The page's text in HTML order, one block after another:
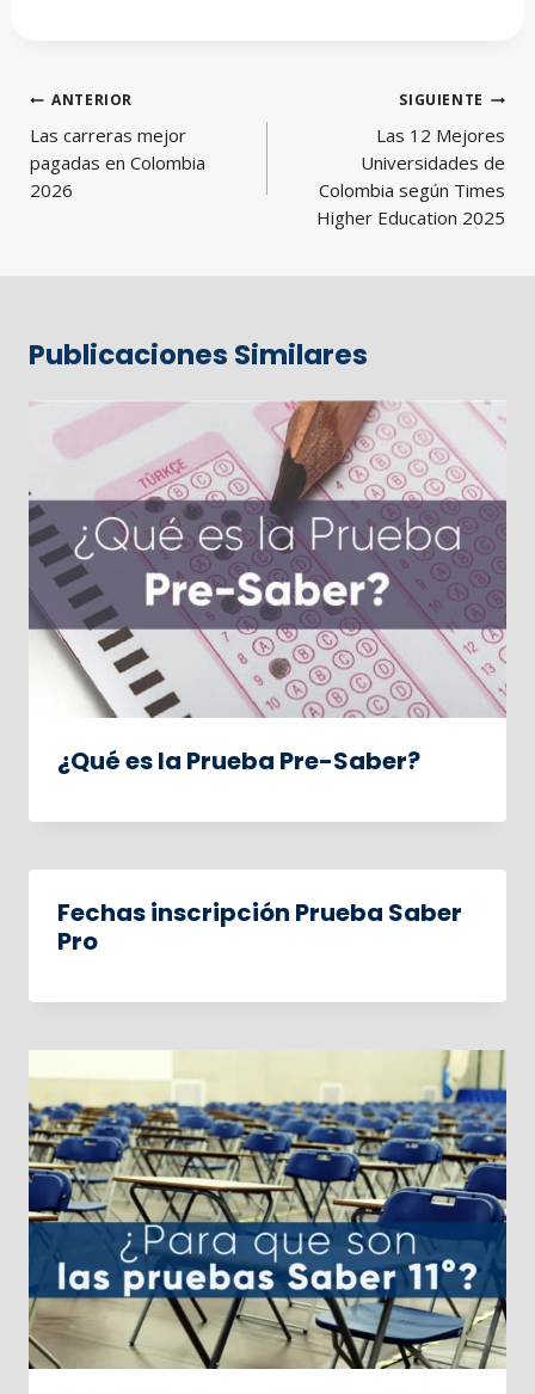
Navegación
de
entradas
ANTERIOR
Las carreras mejor
pagadas en Colombia
2026
SIGUIENTE
Las 12 Mejores
Universidades de
Colombia según Times
Higher Education 2025
Publicaciones Similares
¿Qué es la Prueba Pre-Saber?
Fechas inscripción Prueba Saber
Pro